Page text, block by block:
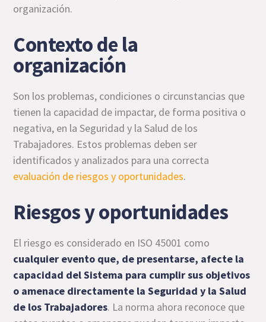
organización.
Contexto de la
organización
Son los problemas, condiciones o circunstancias que
tienen la capacidad de impactar, de forma positiva o
negativa, en la Seguridad y la Salud de los
Trabajadores. Estos problemas deben ser
identificados y analizados para una correcta
evaluación de riesgos y oportunidades.
Riesgos y oportunidades
El riesgo es considerado en ISO 45001 como
cualquier evento que, de presentarse, afecte la
capacidad del Sistema para cumplir sus objetivos
o amenace directamente la Seguridad y la Salud
de los Trabajadores. La norma ahora reconoce que